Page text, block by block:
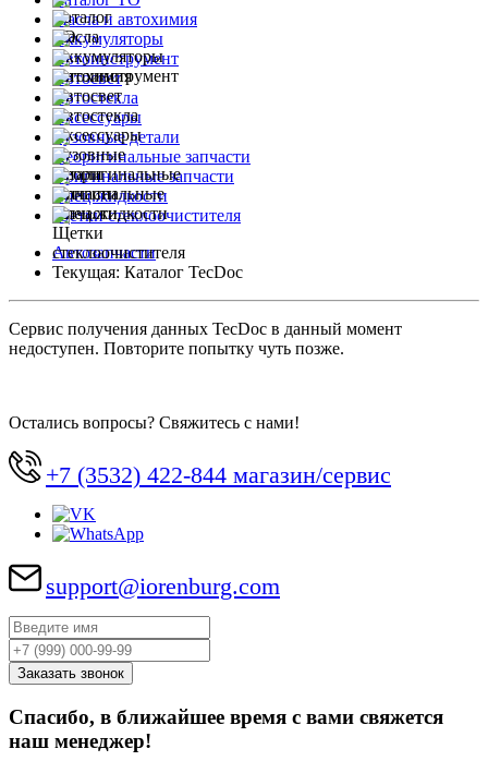
Масла и автохимия
Аккумуляторы
Автоинструмент
Автосвет
Автостекла
Аксессуары
Кузовные детали
Неоригинальные запчасти
Оригинальные запчасти
Спец.жидкости
Щетки стеклоочистителя
Автозапчасти
Текущая: Каталог TecDoc
Сервис получения данных TecDoc в данный момент
недоступен. Повторите попытку чуть позже.
Остались вопросы? Свяжитесь с нами!
+7 (3532) 422-844 магазин/сервис
support@iorenburg.com
Спасибо, в ближайшее время с вами свяжется
наш менеджер!